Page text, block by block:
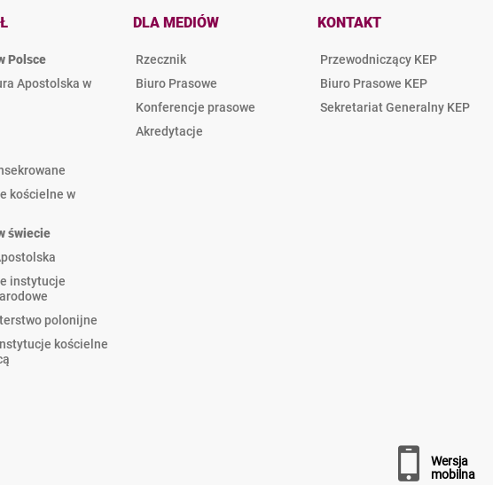
Polsce
Apostolska w
kościelne w
świecie
instytucje
polonijne
kościelne
DLA MEDIÓW
Rzecznik
Biuro Prasowe
Konferencje prasowe
Akredytacje
KONTAKT
Przewodniczący KEP
Biuro Prasowe KEP
Sekretariat Generalny KEP
wersja
mobilna